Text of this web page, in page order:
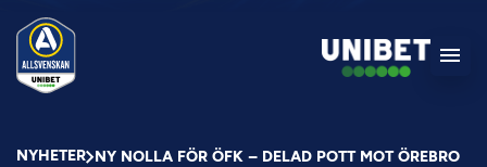
NYHETER NY NOLLA FÖR ÖFK – DELAD POTT MOT ÖREBRO